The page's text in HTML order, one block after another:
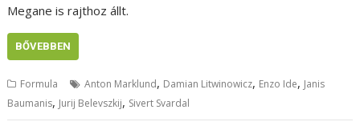
Megane is rajthoz állt.
BŐVEBBEN
Formula Anton Marklund, Damian Litwinowicz, Enzo Ide, Janis
Baumanis, Jurij Belevszkij, Sivert Svardal